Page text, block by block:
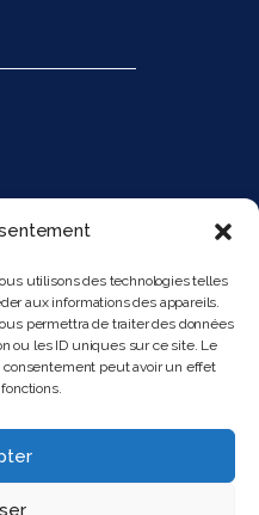
utilisons des technologies telles
aux informations des appareils.
permettra de traiter des données
ou les ID uniques sur ce site. Le
consentement peut avoir un effet
France